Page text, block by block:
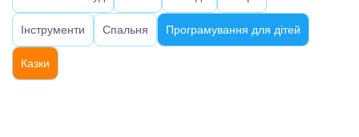
Інструменти Спальня Програмування для дітей
Казки